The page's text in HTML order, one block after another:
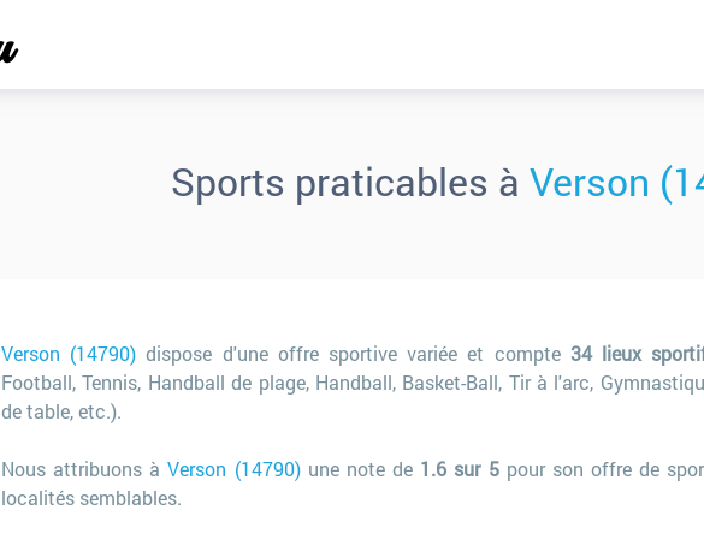
Sports praticables à Verson
Verson (14790) dispose d'une offre sportive variée et compte 34 lieux
Football, Tennis, Handball de plage, Handball, Basket-Ball, Tir à l'arc,
de table, etc.).
Nous attribuons àVerson (14790)une note de 1.6 sur 5pour son offre de
localités semblables.